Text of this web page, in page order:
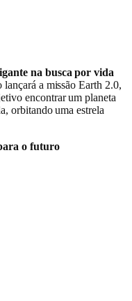
na busca por vida
a missão Earth 2.0,
encontrar um planeta
orbitando uma estrela
o futuro